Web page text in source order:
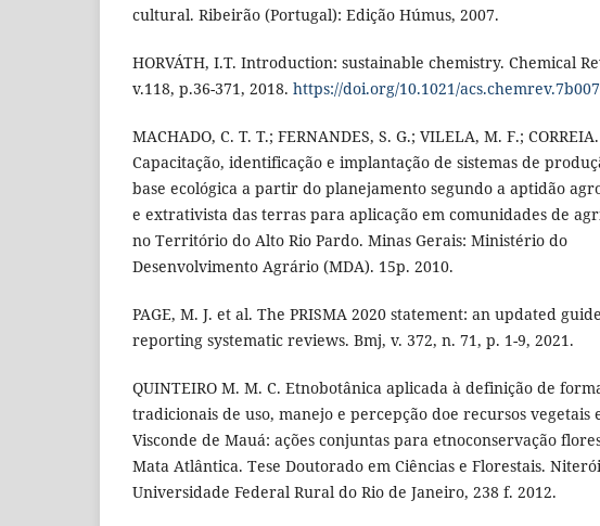
cultural. Ribeirão (Portugal): Edição Húmus, 2007.
HORVÁTH, I.T. Introduction: sustainable chemistry. Chemical
v.118, p.36-371, 2018. https://doi.org/10.1021/
MACHADO, C. T. T.; FERNANDES, S. G.; VILELA, M. F.; CORREIA.
Capacitação, identificação e implantação de sistemas de
base ecológica a partir do planejamento segundo a aptidão
e extrativista das terras para aplicação em comunidades de
no Território do Alto Rio Pardo. Minas Gerais: Ministério do
Desenvolvimento Agrário (MDA). 15p. 2010.
PAGE, M. J. et al. The PRISMA 2020 statement: an updated
reporting systematic reviews. Bmj, v. 372, n. 71, p. 1-9, 2021.
QUINTEIRO M. M. C. Etnobotânica aplicada à definição de
tradicionais de uso, manejo e percepção doe recursos vegetais
Visconde de Mauá: ações conjuntas para etnoconservação
Mata Atlântica. Tese Doutorado em Ciências e Florestais.
Universidade Federal Rural do Rio de Janeiro, 238 f. 2012.